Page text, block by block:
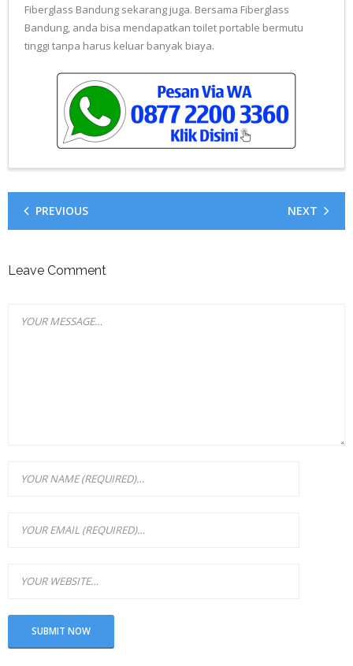
Fiberglass Bandung sekarang juga. Bersama Fiberglass
Bandung, anda bisa mendapatkan toilet portable bermutu
tinggi tanpa harus keluar banyak biaya.
PREVIOUS NEXT
Leave Comment